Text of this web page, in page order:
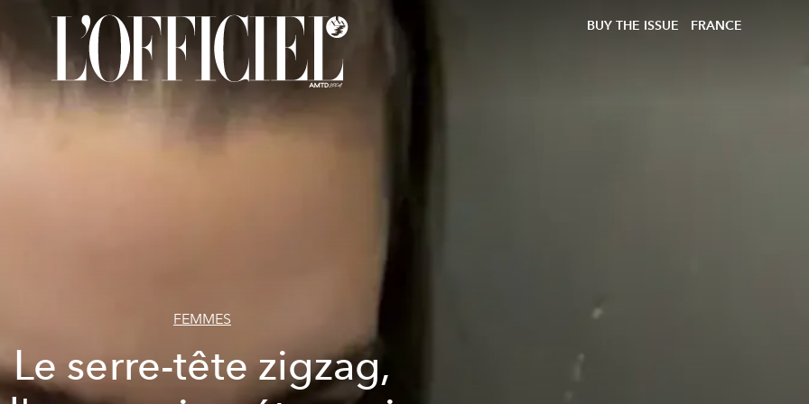
BUY THE ISSUE FRANCE
FEMMES
Le serre-tête zigzag,